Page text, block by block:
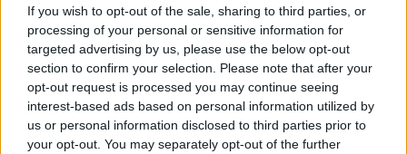
If you wish to opt-out of the sale, sharing to third parties, or
processing of your personal or sensitive information for
targeted advertising by us, please use the below opt-out
section to confirm your selection. Please note that after your
opt-out request is processed you may continue seeing
interest-based ads based on personal information utilized by
us or personal information disclosed to third parties prior to
your opt-out. You may separately opt-out of the further
backspeglar. I pressmaterialet nämns inte lägre
luftmotstånd som ett argument utan Scania fokuserar
istället på ökad trafiksäkerhet. Enstudie som bland andra
Scania deltog i 2017 och 2018visade att systemet på sikt
skulle kunna hjälpa förare upptäcka cyklister och
fotgängare i döda vinkeln eller visa det exakta avståndet
till objektet bakom vid backning.